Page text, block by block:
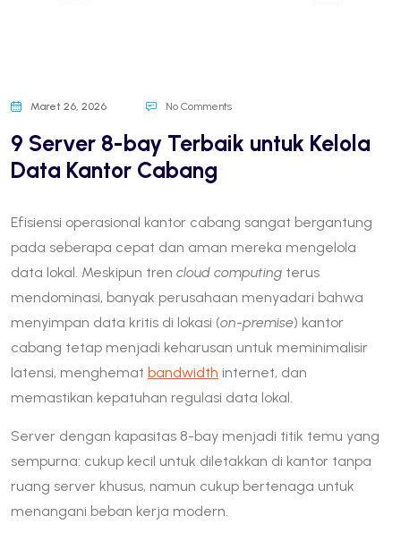
Maret 26, 2026 No Comments
9 Server 8-bay Terbaik untuk Kelola
Data Kantor Cabang
Efisiensi operasional kantor cabang sangat bergantung
pada seberapa cepat dan aman mereka mengelola
data lokal. Meskipun tren cloud computing terus
mendominasi, banyak perusahaan menyadari bahwa
menyimpan data kritis di lokasi (on-premise) kantor
cabang tetap menjadi keharusan untuk meminimalisir
latensi, menghemat bandwidth internet, dan
memastikan kepatuhan regulasi data lokal.
Server dengan kapasitas 8-bay menjadi titik temu yang
sempurna: cukup kecil untuk diletakkan di kantor tanpa
ruang server khusus, namun cukup bertenaga untuk
menangani beban kerja modern.